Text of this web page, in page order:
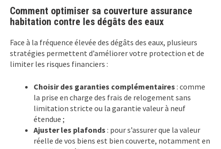
Comment optimiser sa couverture assurance
habitation contre les dégâts des eaux
Face à la fréquence élevée des dégâts des eaux, plusieurs
stratégies permettent d’améliorer votre protection et de
limiter les risques financiers :
Choisir des garanties complémentaires : comme
la prise en charge des frais de relogement sans
limitation stricte ou la garantie valeur à neuf
étendue ;
Ajuster les plafonds : pour s’assurer que la valeur
réelle de vos biens est bien couverte, notamment en